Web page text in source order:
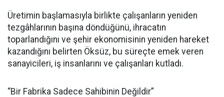
Üretimin başlamasıyla birlikte çalışanların yeniden
tezgâhlarının başına döndüğünü, ihracatın
toparlandığını ve şehir ekonomisinin yeniden hareket
kazandığını belirten Öksüz, bu süreçte emek veren
sanayicileri, iş insanlarını ve çalışanları kutladı.
“Bir Fabrika Sadece Sahibinin Değildir”